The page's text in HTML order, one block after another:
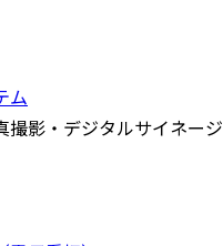
ム
撮影・デジタルサイネージ